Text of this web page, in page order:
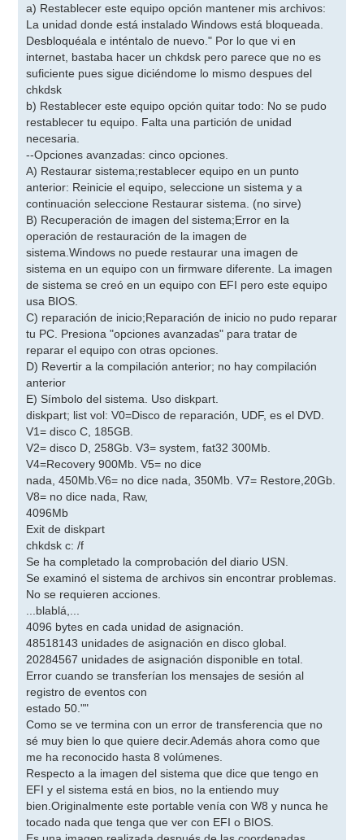
a) Restablecer este equipo opción mantener mis archivos:
La unidad donde está instalado Windows está bloqueada.
Desbloquéala e inténtalo de nuevo." Por lo que vi en
internet, bastaba hacer un chkdsk pero parece que no es
suficiente pues sigue diciéndome lo mismo despues del
chkdsk
b) Restablecer este equipo opción quitar todo: No se pudo
restablecer tu equipo. Falta una partición de unidad
necesaria.
--Opciones avanzadas: cinco opciones.
A) Restaurar sistema;restablecer equipo en un punto
anterior: Reinicie el equipo, seleccione un sistema y a
continuación seleccione Restaurar sistema. (no sirve)
B) Recuperación de imagen del sistema;Error en la
operación de restauración de la imagen de
sistema.Windows no puede restaurar una imagen de
sistema en un equipo con un firmware diferente. La imagen
de sistema se creó en un equipo con EFI pero este equipo
usa BIOS.
C) reparación de inicio;Reparación de inicio no pudo reparar
tu PC. Presiona "opciones avanzadas" para tratar de
reparar el equipo con otras opciones.
D) Revertir a la compilación anterior; no hay compilación
anterior
E) Símbolo del sistema. Uso diskpart.
diskpart; list vol: V0=Disco de reparación, UDF, es el DVD.
V1= disco C, 185GB.
V2= disco D, 258Gb. V3= system, fat32 300Mb.
V4=Recovery 900Mb. V5= no dice
nada, 450Mb.V6= no dice nada, 350Mb. V7= Restore,20Gb.
V8= no dice nada, Raw,
4096Mb
Exit de diskpart
chkdsk c: /f
Se ha completado la comprobación del diario USN.
Se examinó el sistema de archivos sin encontrar problemas.
No se requieren acciones.
...blablá,...
4096 bytes en cada unidad de asignación.
48518143 unidades de asignación en disco global.
20284567 unidades de asignación disponible en total.
Error cuando se transferían los mensajes de sesión al
registro de eventos con
estado 50.""
Como se ve termina con un error de transferencia que no
sé muy bien lo que quiere decir.Además ahora como que
me ha reconocido hasta 8 volúmenes.
Respecto a la imagen del sistema que dice que tengo en
EFI y el sistema está en bios, no la entiendo muy
bien.Originalmente este portable venía con W8 y nunca he
tocado nada que tenga que ver con EFI o BIOS.